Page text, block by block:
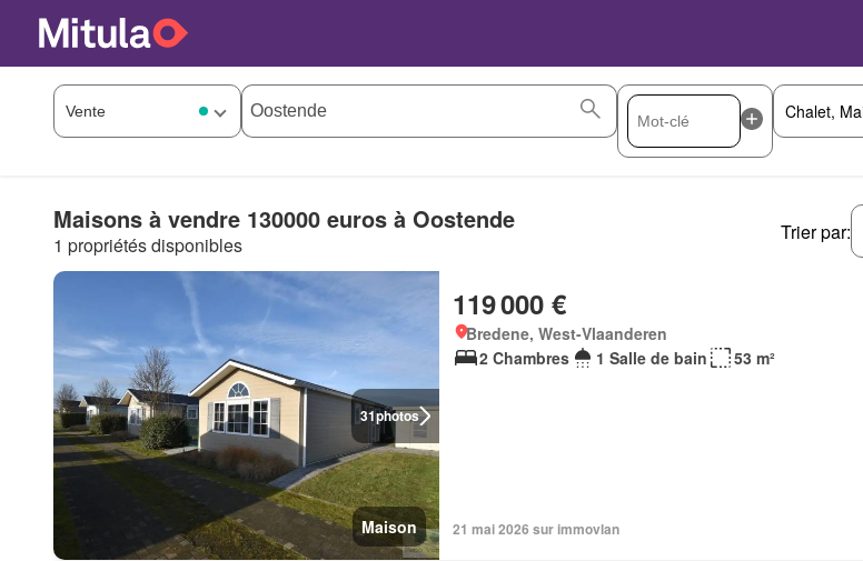
Maisons à vendre 130000 euros à Oostende
1 propriétés disponibles
Trier par:
31photos
Maison
119 000 €
Bredene, West-Vlaanderen
2 Chambres
1 Salle de bain 53 m²
21 mai 2026 sur immovlan